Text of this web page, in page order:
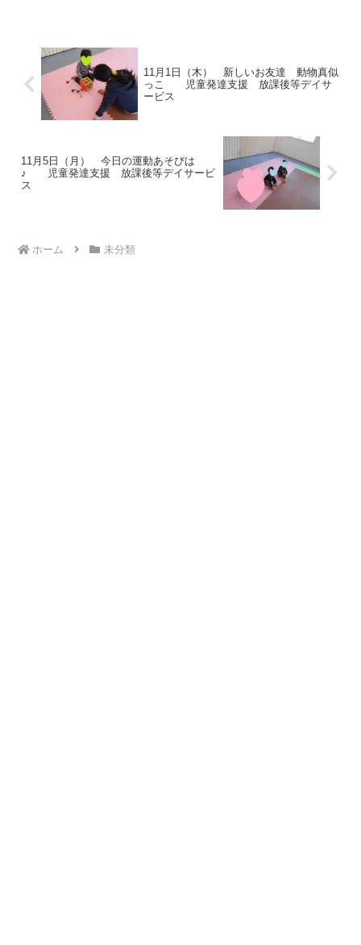
11月1日（木） 新しいお友達 動物真似
っこ 児童発達支援 放課後等デイサ
ービス
11月5日（月） 今日の運動あそびは
♪ 児童発達支援 放課後等デイサービ
ス
ホーム 未分類